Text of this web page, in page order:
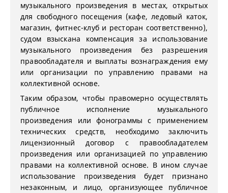
музыкального произведения в местах, открытых
для свободного посещения (кафе, ледовый каток,
магазин, фитнес-клуб и ресторан соответственно),
судом взыскана компенсация за использование
музыкального произведения без разрешения
правообладателя и выплаты вознаграждения ему
или организации по управлению правами на
коллективной основе.
Таким образом, чтобы правомерно осуществлять
публичное исполнение музыкального
произведения или фонограммы с применением
технических средств, необходимо заключить
лицензионный договор с правообладателем
произведения или организацией по управлению
правами на коллективной основе. В ином случае
использование произведения будет признано
незаконным, и лицо, организующее публичное